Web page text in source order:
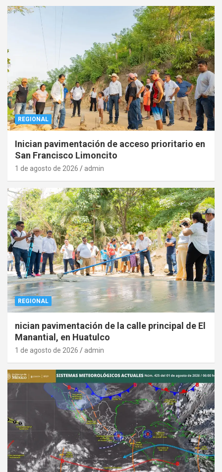
REGIONAL
Inician pavimentación de acceso prioritario en
San Francisco Limoncito
1 de agosto de 2026 admin
REGIONAL
nician pavimentación de la calle principal de El
Manantial, en Huatulco
1 de agosto de 2026 admin